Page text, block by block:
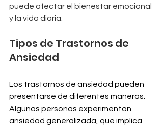
puede afectar el bienestar emocional
y la vida diaria.
Tipos de Trastornos de
Ansiedad
Los trastornos de ansiedad pueden
presentarse de diferentes maneras.
Algunas personas experimentan
ansiedad generalizada, que implica